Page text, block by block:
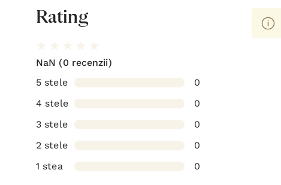
Rating
NaN (0 recenzii)
5 stele
0
4 stele
0
3 stele
0
2 stele
0
1 stea
0